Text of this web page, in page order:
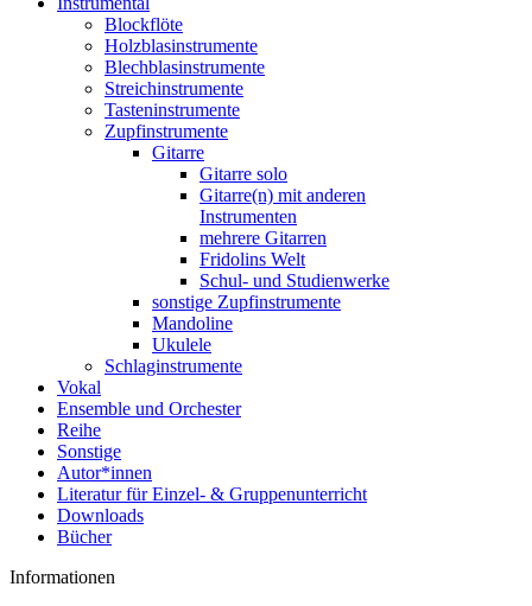
Blockflöte
Holzblasinstrumente
Blechblasinstrumente
Streichinstrumente
Tasteninstrumente
Zupfinstrumente
Gitarre
Gitarre solo
Gitarre(n) mit anderen
Instrumenten
mehrere Gitarren
Fridolins Welt
Schul- und Studienwerke
sonstige Zupfinstrumente
Mandoline
Ukulele
Schlaginstrumente
Vokal
Ensemble und Orchester
Reihe
Sonstige
Autor*innen
Literatur für Einzel- & Gruppenunterricht
Downloads
Bücher
Informationen